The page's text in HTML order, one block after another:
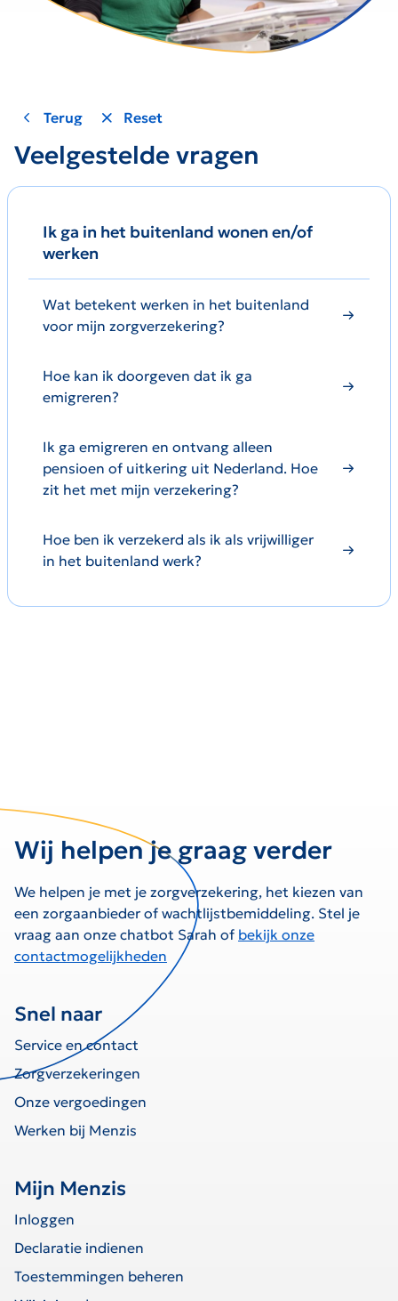
Terug Reset
Veelgestelde vragen
Ik ga in het buitenland wonen en/of
werken
Wat betekent werken in het buitenland
voor mijn zorgverzekering?
Hoe kan ik doorgeven dat ik ga
emigreren?
Ik ga emigreren en ontvang alleen
pensioen of uitkering uit Nederland. Hoe
zit het met mijn verzekering?
Hoe ben ik verzekerd als ik als vrijwilliger
in het buitenland werk?
Wij helpen je graag verder
We helpen je met je zorgverzekering, het kiezen van
een zorgaanbieder of wachtlijstbemiddeling. Stel je
vraag aan onze chatbot Sarah of bekijk onze
contactmogelijkheden
Snel naar
Service en contact
Zorgverzekeringen
Onze vergoedingen
Werken bij Menzis
Mijn Menzis
Inloggen
Declaratie indienen
Toestemmingen beheren